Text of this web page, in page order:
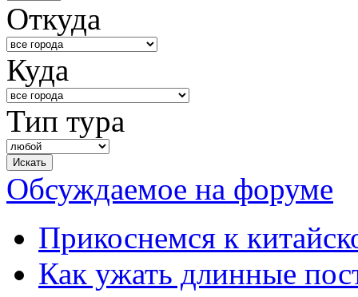
Откуда
Куда
Тип тура
Обсуждаемое на форуме
Прикоснемся к
Как ужать длинные